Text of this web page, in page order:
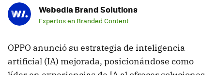
Webedia Brand Solutions
Expertos en Branded Content
OPPO anunció su estrategia de inteligencia
artificial (IA) mejorada, posicionándose como